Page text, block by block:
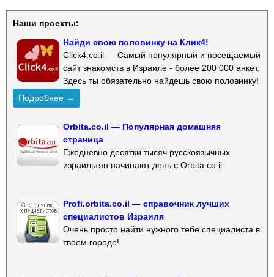
Наши проекты:
Найди свою половинку на Клик4!
Click4.co.il — Самый популярный и посещаемый
сайт знакомств в Израиле - более 200 000 анкет.
Здесь ты обязательно найдешь свою половинку!
Подробнее →
Orbita.co.il — Популярная домашняя
страница
Ежедневно десятки тысяч русскоязычных
израильтян начинают день с Orbita.co.il
Profi.orbita.co.il — справочник лучших
специалистов Израиля
Очень просто найти нужного тебе специалиста в
твоем городе!